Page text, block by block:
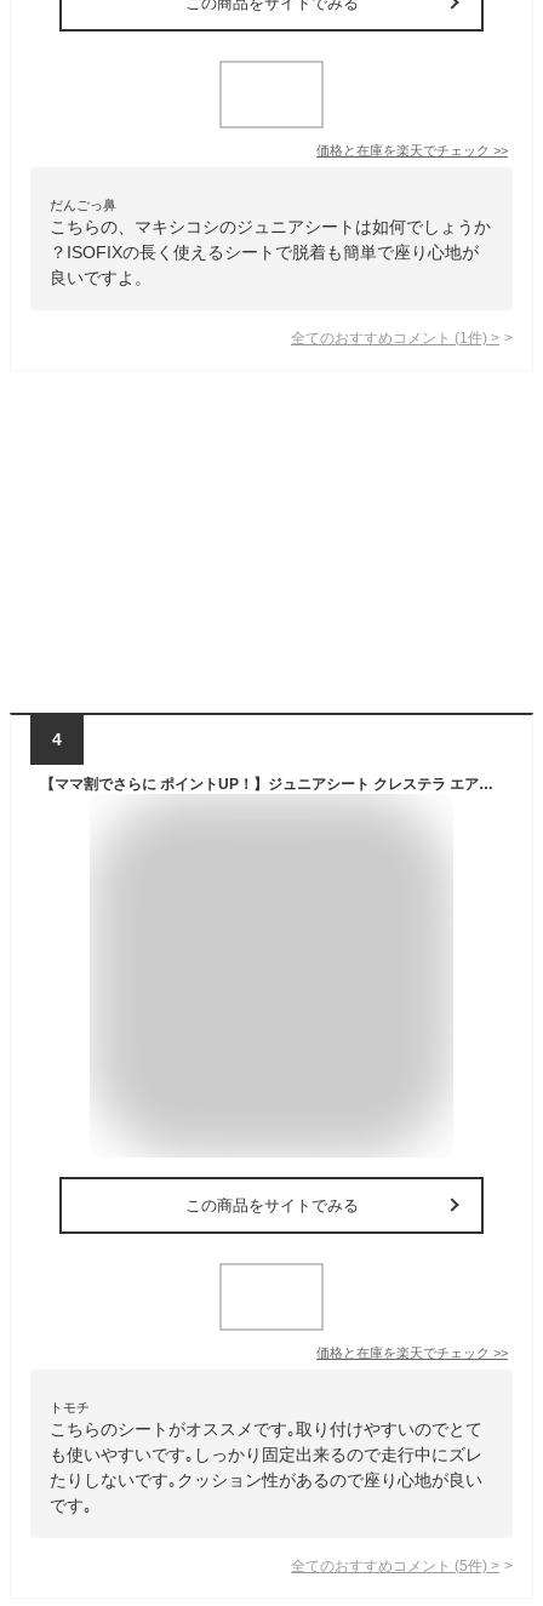
価格と在庫を楽天でチェック >>
だんごっ鼻
こちらの、マキシコシのジュニアシートは如何でしょうか
？ISOFIXの長く使えるシートで脱着も簡単で座り心地が
良いですよ。
全てのおすすめコメント (1 件) >
4
【ママ割でさらに ポイントUP！】ジュニアシート クレステラ エアフィットクルーザーR129[レザーブラックBK]/ チャイルドシート ISOFIX取付 超軽量 高機能 SoDo
この商品をサイトでみる
価格と在庫を楽天でチェック >>
トモチ
こちらのシートがオススメです｡取り付けやすいのでとて
も使いやすいです｡しっかり固定出来るので走行中にズレ
たりしないです｡クッション性があるので座り心地が良い
です｡
全てのおすすめコメント (5件) >